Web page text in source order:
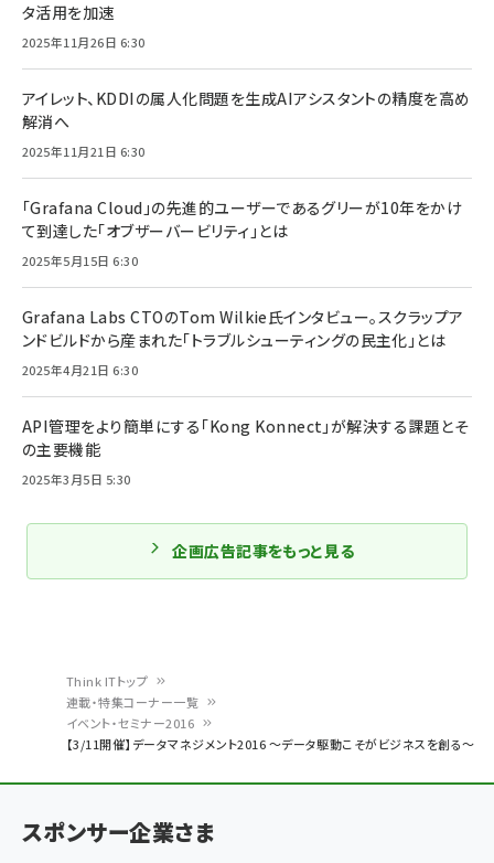
く
ず
Think ITトップ
連載・特集コーナー一覧
イベント・セミナー2016
【3/11開催】データマネジメント2016 ～データ駆動こそがビジネスを創る～
タ活用を加速
2025年11月26日 6:30
アイレット、KDDIの属人化問題を生成AIアシスタントの精度を高め
解消へ
2025年11月21日 6:30
「Grafana Cloud」の先進的ユーザーであるグリーが10年をかけ
て到達した「オブザーバービリティ」とは
2025年5月15日 6:30
Grafana Labs CTOのTom Wilkie氏インタビュー。スクラップア
ンドビルドから産まれた「トラブルシューティングの民主化」とは
2025年4月21日 6:30
API管理をより簡単にする「Kong Konnect」が解決する課題とそ
の主要機能
2025年3月5日 5:30
企画広告記事をもっと見る
スポンサー企業さま